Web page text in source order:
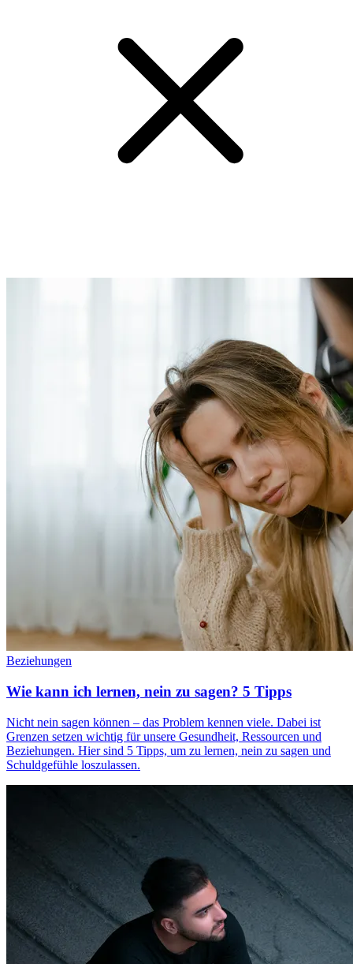
Beziehungen
Wie kann ich lernen, nein zu sagen? 5 Tipps
Nicht nein sagen können – das Problem kennen viele. Dabei ist
Grenzen setzen wichtig für unsere Gesundheit, Ressourcen und
Beziehungen. Hier sind 5 Tipps, um zu lernen, nein zu sagen und
Schuldgefühle loszulassen.